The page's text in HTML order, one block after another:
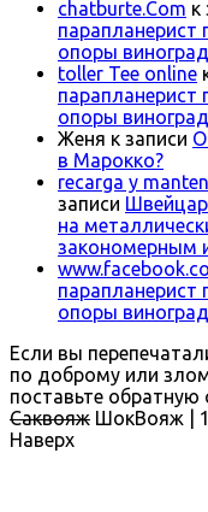
chatburte.Com к
парапланерист
опоры
toller Tee online
парапланерист
опоры
Женя к записи
в Марокко?
recarga y
записи
на
закономерным
парапланерист
опоры
Если вы
по доброму или
поставьте обратную
Саквояж ШокВояж |
Наверх